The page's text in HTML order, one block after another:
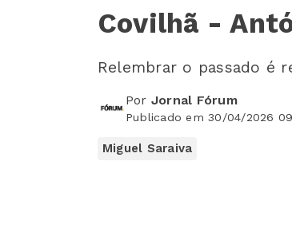
Covilhã -
Relembrar o passado é
Por Jornal Fórum
Publicado em 30/04/2026
Miguel Saraiva